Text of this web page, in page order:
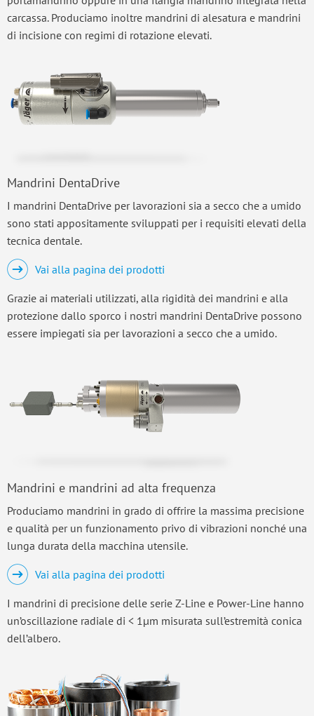
carcassa. Produciamo inoltre mandrini di alesatura e mandrini
di incisione con regimi di rotazione elevati.
Mandrini DentaDrive
I mandrini DentaDrive per lavorazioni sia a secco che a umido
sono stati appositamente sviluppati per i requisiti elevati della
tecnica dentale.
Vai alla pagina dei prodotti
Grazie ai materiali utilizzati, alla rigidità dei mandrini e alla
protezione dallo sporco i nostri mandrini DentaDrive possono
essere impiegati sia per lavorazioni a secco che a umido.
Mandrini e mandrini ad alta frequenza
Produciamo mandrini in grado di offrire la massima precisione
e qualità per un funzionamento privo di vibrazioni nonché una
lunga durata della macchina utensile.
Vai alla pagina dei prodotti
I mandrini di precisione delle serie Z-Line e Power-Line hanno
un’oscillazione radiale di < 1µm misurata sull’estremità conica
dell’albero.